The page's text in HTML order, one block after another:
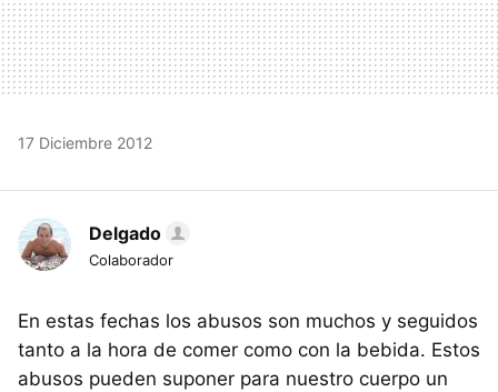
17 Diciembre 2012
Delgado
Colaborador
En estas fechas los abusos son muchos y seguidos
tanto a la hora de comer como con la bebida. Estos
abusos pueden suponer para nuestro cuerpo un